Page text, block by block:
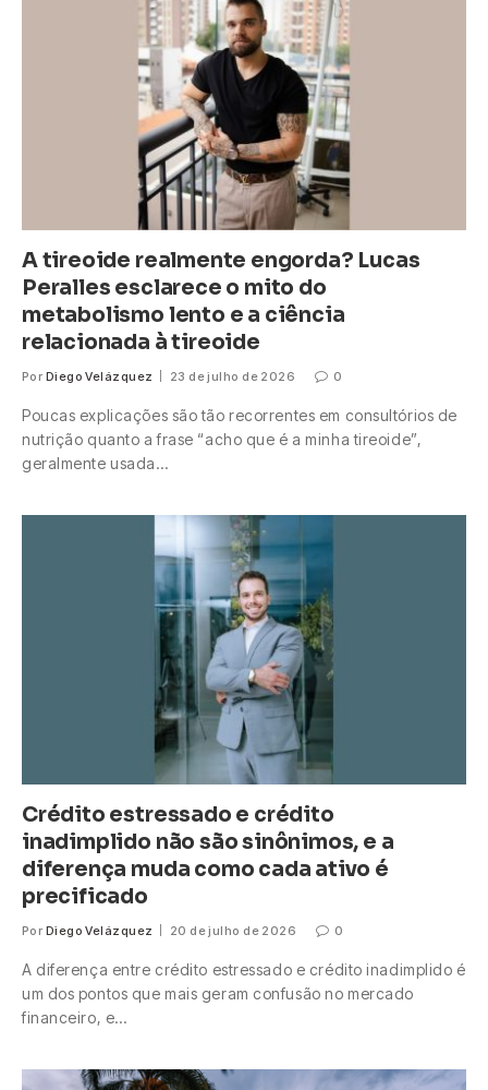
A tireoide realmente engorda? Lucas
Peralles esclarece o mito do
metabolismo lento e a ciência
relacionada à tireoide
Por Diego Velázquez 23 de julho de 2026 0
Poucas explicações são tão recorrentes em consultórios de
nutrição quanto a frase “acho que é a minha tireoide”,
geralmente usada…
Crédito estressado e crédito
inadimplido não são sinônimos, e a
diferença muda como cada ativo é
precificado
Por Diego Velázquez 20 de julho de 2026 0
A diferença entre crédito estressado e crédito inadimplido é
um dos pontos que mais geram confusão no mercado
financeiro, e…